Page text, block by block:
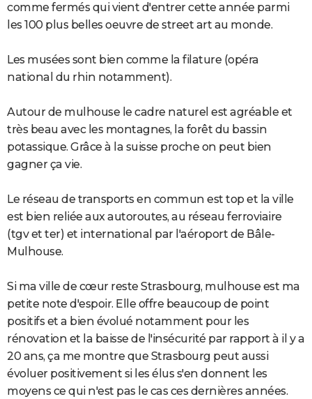
comme fermés qui vient d'entrer cette année parmi
les 100 plus belles oeuvre de street art au monde.
Les musées sont bien comme la filature (opéra
national du rhin notamment).
Autour de mulhouse le cadre naturel est agréable et
très beau avec les montagnes, la forêt du bassin
potassique. Grâce à la suisse proche on peut bien
gagner ça vie.
Le réseau de transports en commun est top et la ville
est bien reliée aux autoroutes, au réseau ferroviaire
(tgv et ter) et international par l'aéroport de Bâle-
Mulhouse.
Si ma ville de cœur reste Strasbourg, mulhouse est ma
petite note d'espoir. Elle offre beaucoup de point
positifs et a bien évolué notamment pour les
rénovation et la baisse de l'insécurité par rapport à il y a
20 ans, ça me montre que Strasbourg peut aussi
évoluer positivement si les élus s'en donnent les
moyens ce qui n'est pas le cas ces dernières années.